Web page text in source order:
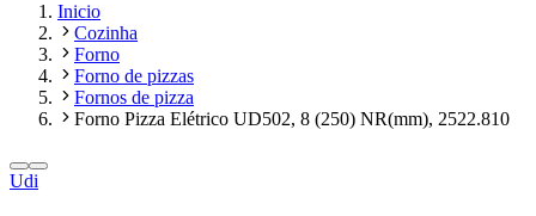
Inicio
Cozinha
Forno
Forno de pizzas
Fornos de pizza
Forno Pizza Elétrico UD502, 8 (250) NR(mm), 2522.810
Udi